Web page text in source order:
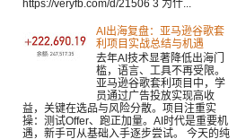
https://veryfb.com/d/21506 3 为什...
AI出海复盘：亚马逊谷歌套
利项目实战总结与机遇
去年AI技术显著降低出海门
槛，语言、工具不再受限。
亚马逊谷歌套利项目中，学
员通过广告投放实现高收
益，关键在选品与风险分散。项目注重实
操：测试Offer、跑正加量。AI时代是重要机
遇，新手可从基础入手逐步尝试。 今天的纯